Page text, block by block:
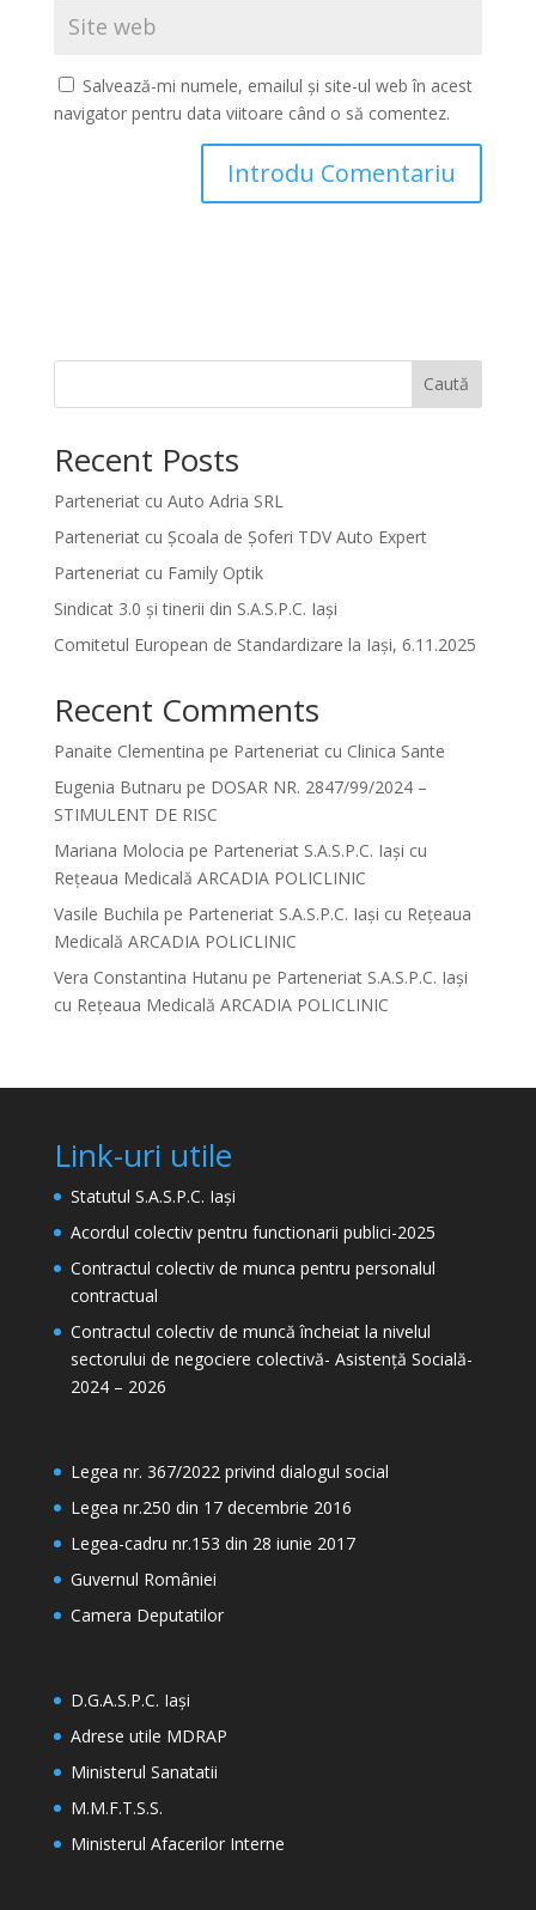
Salvează-mi numele, emailul și site-ul web în acest
navigator pentru data viitoare când o să comentez.
Caută
Recent Posts
Parteneriat cu Auto Adria SRL
Parteneriat cu Școala de Șoferi TDV Auto Expert
Parteneriat cu Family Optik
Sindicat 3.0 și tinerii din S.A.S.P.C. Iași
Comitetul European de Standardizare la Iași, 6.11.2025
Recent Comments
Panaite Clementina pe Parteneriat cu Clinica Sante
Eugenia Butnaru pe DOSAR NR. 2847/99/2024 –
STIMULENT DE RISC
Mariana Molocia pe Parteneriat S.A.S.P.C. Iași cu
Rețeaua Medicală ARCADIA POLICLINIC
Vasile Buchila pe Parteneriat S.A.S.P.C. Iași cu Rețeaua
Medicală ARCADIA POLICLINIC
Vera Constantina Hutanu pe Parteneriat S.A.S.P.C. Iași
cu Rețeaua Medicală ARCADIA POLICLINIC
Link-uri utile
Statutul S.A.S.P.C. Iași
Acordul colectiv pentru functionarii publici-2025
Contractul colectiv de munca pentru personalul
contractual
Contractul colectiv de muncă încheiat la nivelul
sectorului de negociere colectivă- Asistență Socială-
2024 – 2026
Legea nr. 367/2022 privind dialogul social
Legea nr.250 din 17 decembrie 2016
Legea-cadru nr.153 din 28 iunie 2017
Guvernul României
Camera Deputatilor
D.G.A.S.P.C. Iași
Adrese utile MDRAP
Ministerul Sanatatii
M.M.F.T.S.S.
Ministerul Afacerilor Interne